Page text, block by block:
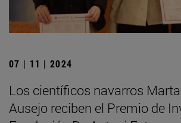
07 | 11 | 2024
Los científicos navarros
Ausejo reciben el Premio de